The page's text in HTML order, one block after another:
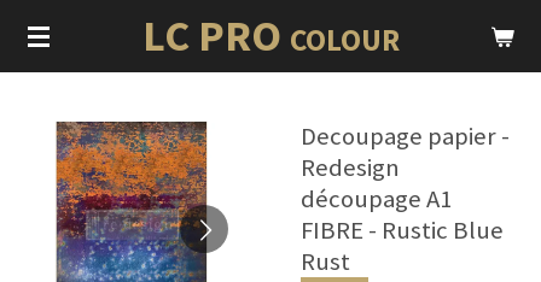
Ga
direct
hoofdinhoud
LC PRO COLOUR
Decoupage papier -
Redesign
découpage A1
FIBRE - Rustic Blue
Rust